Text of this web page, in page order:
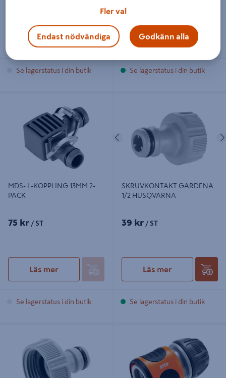
Läs mer
Se lagerstatus i din butik
Läs mer
Se lagerstatus i din butik
MDS- L-KOPPLING 13MM 2-
PACK
75 kr / ST
Läs mer
Se lagerstatus i din butik
Föregående
SKRUVKONTAKT GARDENA
1/2 HUSQVARNA
39 kr / ST
Läs mer
Se lagerstatus i din butik
Fler val
Endast nödvändiga Godkänn alla